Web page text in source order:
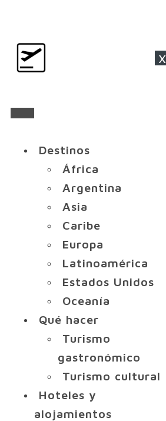
x
Destinos
África
Argentina
Asia
Caribe
Europa
Latinoamérica
Estados Unidos
Oceanía
Qué hacer
Turismo
gastronómico
Turismo cultural
Hoteles y
alojamientos